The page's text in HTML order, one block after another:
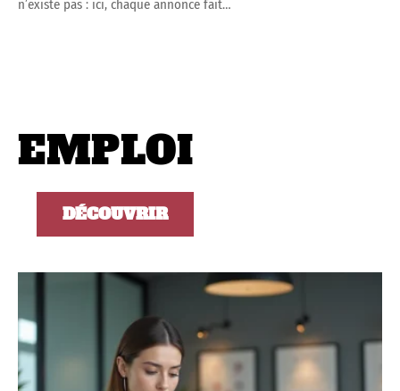
n’existe pas : ici, chaque annonce fait…
EMPLOI
DÉCOUVRIR